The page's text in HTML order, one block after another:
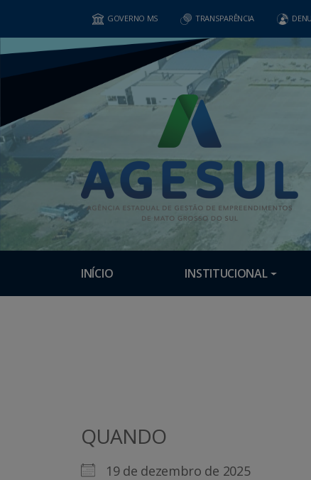
GOVERNO MS TRANSPARÊNCIA
INÍCIO INSTITUCIONAL
QUANDO
19 de dezembro de 2025